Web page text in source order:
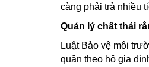
càng phải trả nhiều
Quản lý chất thải
Luật Bảo vệ môi
quân theo hộ gia